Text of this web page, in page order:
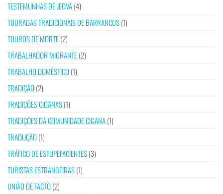
TESTEMUNHAS DE JEOVÁ(4)
TOURADAS TRADICIONAIS DE BARRANCOS(1)
TOUROS DE MORTE(2)
TRABALHADOR MIGRANTE(2)
TRABALHO DOMÉSTICO (1)
TRADIÇÃO (2)
TRADIÇÕES CIGANAS(1)
TRADIÇÕES DA COMUNIDADE CIGANA(1)
TRADUÇÃO (1)
TRÁFICO DE ESTUPEFACIENTES(3)
TURISTAS ESTRANGEIRAS(1)
UNIÃO DE FACTO (2)